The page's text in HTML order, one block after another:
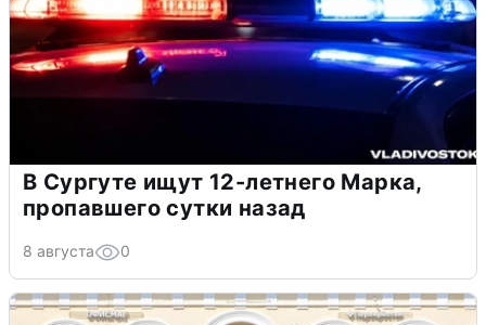
В Сургуте ищут 12-летнего Марка,
пропавшего сутки назад
8 августа 0